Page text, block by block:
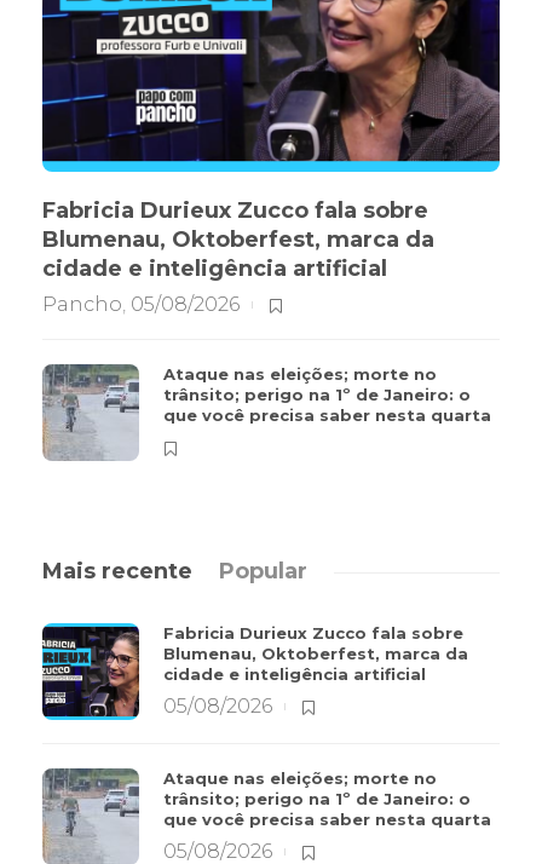
Fabricia Durieux Zucco fala sobre
Blumenau, Oktoberfest, marca da
cidade e inteligência artificial
Pancho 05/08/2026
Ataque nas eleições; morte no
trânsito; perigo na 1º de Janeiro: o
que você precisa saber nesta quarta
Mais recente Popular
Fabricia Durieux Zucco fala sobre
Blumenau, Oktoberfest, marca da
cidade e inteligência artificial
05/08/2026
Ataque nas eleições; morte no
trânsito; perigo na 1º de Janeiro: o
que você precisa saber nesta quarta
05/08/2026